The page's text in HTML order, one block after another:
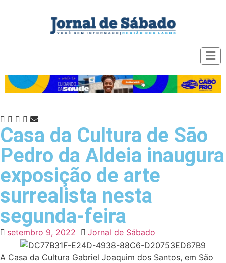
Casa da Cultura de São
Pedro da Aldeia inaugura
exposição de arte
surrealista nesta
segunda-feira
setembro 9, 2022 Jornal de Sábado
A Casa da Cultura Gabriel Joaquim dos Santos, em São